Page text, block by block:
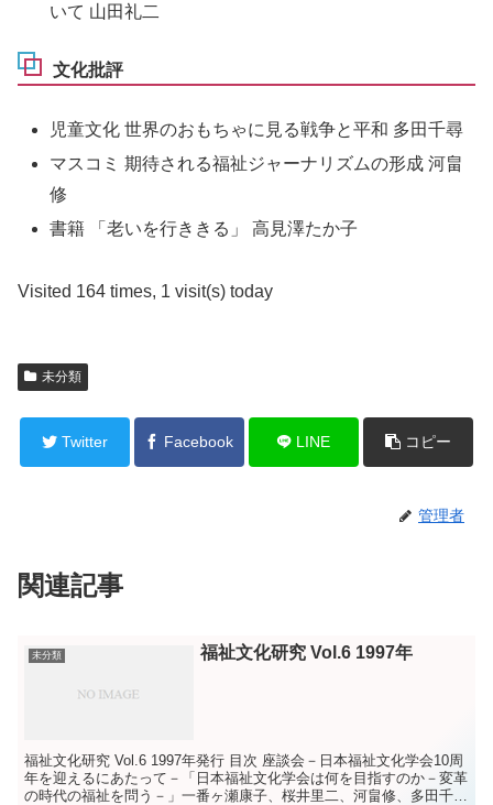
いて 山田礼二
文化批評
児童文化 世界のおもちゃに見る戦争と平和 多田千尋
マスコミ 期待される福祉ジャーナリズムの形成 河畠
修
書籍 「老いを行ききる」 高見澤たか子
Visited 164 times, 1 visit(s) today
未分類
Twitter Facebook LINE コピー
管理者
関連記事
未分類 福祉文化研究 Vol.6 1997年
福祉文化研究 Vol.6 1997年発行 目次 座談会－日本福祉文化学会10周
年を迎えるにあたって－「日本福祉文化学会は何を目指すのか－変革
の時代の福祉を問う－」一番ヶ瀬康子、桜井里二、河畠修、多田千